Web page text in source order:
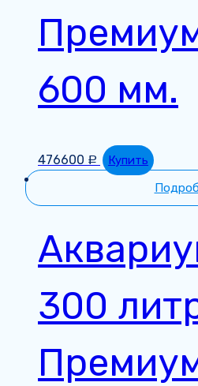
600 мм.
476600 Р
Купить
300